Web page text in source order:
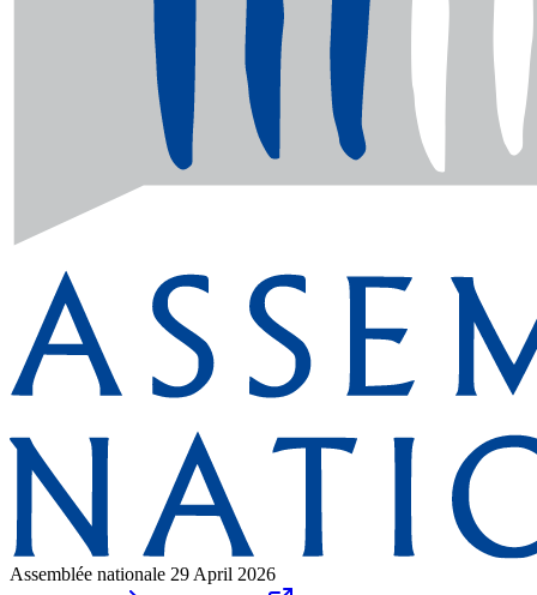
Assemblée nationale 29 April 2026